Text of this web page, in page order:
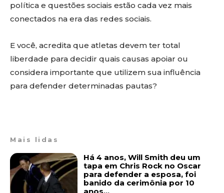
política e questões sociais estão cada vez mais
conectados na era das redes sociais.
E você, acredita que atletas devem ter total
liberdade para decidir quais causas apoiar ou
considera importante que utilizem sua influência
para defender determinadas pautas?
Mais lidas
Há 4 anos, Will Smith deu um
tapa em Chris Rock no Oscar
para defender a esposa, foi
banido da cerimônia por 10